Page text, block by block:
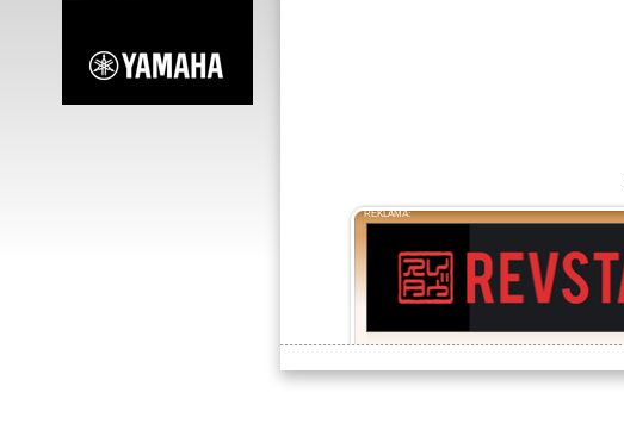
REKLAMA: